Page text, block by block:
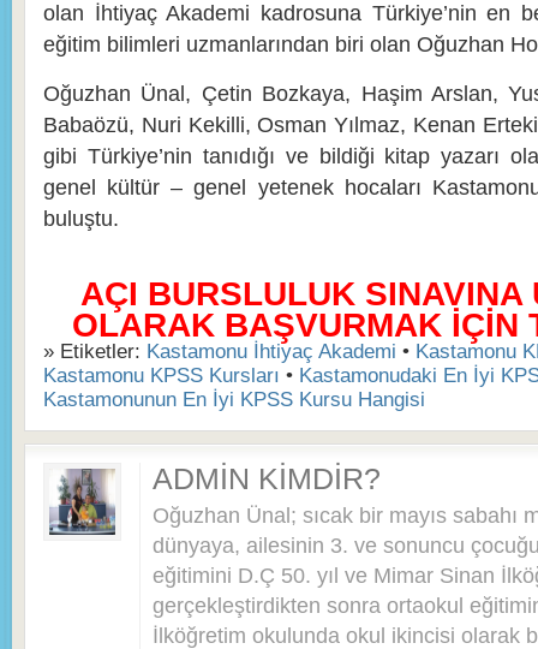
olan İhtiyaç Akademi kadrosuna Türkiye’nin en
eğitim bilimleri uzmanlarından biri olan Oğuzhan
Oğuzhan Ünal, Çetin Bozkaya, Haşim Arslan,
Babaözü, Nuri Kekilli, Osman Yılmaz, Kenan
gibi Türkiye’nin tanıdığı ve bildiği kitap yazarı
genel kültür – genel yetenek hocaları
buluştu.
AÇI BURSLULUK SINAVINA
OLARAK BAŞVURMAK İÇİN
» Etiketler: Kastamonu İhtiyaç Akademi • Kastamonu
Kastamonu KPSS Kursları • Kastamonudaki En İyi
Kastamonunun En İyi KPSS Kursu Hangisi
ADMIN KIMDIR?
Oğuzhan Ünal; sıcak bir mayıs sabahı
dünyaya, ailesinin 3. ve sonuncu
eğitimini D.Ç 50. yıl ve Mimar Sinan
gerçekleştirdikten sonra ortaokul
İlköğretim okulunda okul ikincisi olarak